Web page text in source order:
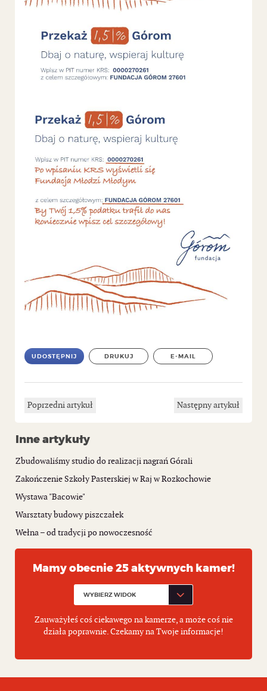
UDOSTĘPNIJ DRUKUJ E-MAIL
Poprzedni artykuł Następny artykuł
Inne artykuły
Zbudowaliśmy studio do realizacji nagrań Górali
Zakończenie Szkoły Pasterskiej w Raj w Rozkochowie
Wystawa "Bacowie"
Warsztaty budowy piszczałek
Wełna – od tradycji po nowoczesność
Mamy obecnie 25 aktywnych kamer!
Zauważyłeś coś ciekawego na kamerze, a może coś nie
działa poprawnie. Czekamy na Twoje informacje!